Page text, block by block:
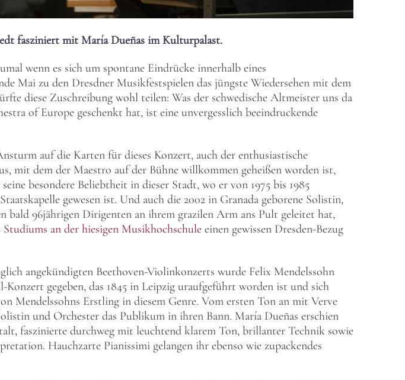
fasziniert mit María Dueñas im Kulturpalast.
wenn es sich um spontane Eindrücke innerhalb eines
Mai zu den Dresdner Musikfestspielen das jüngste Wiedersehen mit dem
diese Zuschreibung wohl teilen: Was der schwedische Altmeister uns da
of Europe geschenkt hat, ist eine unvergesslich beeindruckende
auf die Karten für dieses Konzert, auch der enthusiastische
mit dem der Maestro auf der Bühne willkommen geheißen worden ist,
besondere Beliebtheit in dieser Stadt, wo er von 1975 bis 1985
gewesen ist. Und auch die 2002 in Granada geborene Solistin,
bald 96jährigen Dirigenten an ihrem grazilen Arm ans Pult geleitet hat,
Studiums an der hiesigen Musikhochschule einen gewissen Dresden-Bezug
angekündigten Beethoven-Violinkonzerts wurde Felix Mendelssohn
Konzert gegeben, das 1845 in Leipzig uraufgeführt worden ist und sich
Mendelssohns Erstling in diesem Genre. Vom ersten Ton an mit Verve
und Orchester das Publikum in ihren Bann. María Dueñas erschien
faszinierte durchweg mit leuchtend klarem Ton, brillanter Technik sowie
Hauchzarte Pianissimi gelangen ihr ebenso wie zupackendes